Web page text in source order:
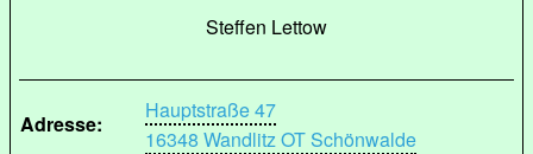
Steffen Lettow
Adresse:
Hauptstraße 47
16348 Wandlitz OT Schönwalde